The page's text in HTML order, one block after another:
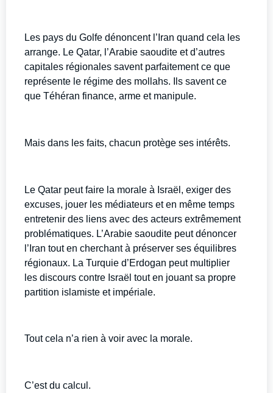
Les pays du Golfe dénoncent l’Iran quand cela les
arrange. Le Qatar, l’Arabie saoudite et d’autres
capitales régionales savent parfaitement ce que
représente le régime des mollahs. Ils savent ce
que Téhéran finance, arme et manipule.
Mais dans les faits, chacun protège ses intérêts.
Le Qatar peut faire la morale à Israël, exiger des
excuses, jouer les médiateurs et en même temps
entretenir des liens avec des acteurs extrêmement
problématiques. L’Arabie saoudite peut dénoncer
l’Iran tout en cherchant à préserver ses équilibres
régionaux. La Turquie d’Erdogan peut multiplier
les discours contre Israël tout en jouant sa propre
partition islamiste et impériale.
Tout cela n’a rien à voir avec la morale.
C’est du calcul.